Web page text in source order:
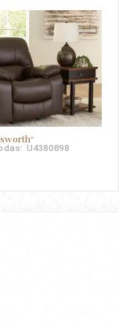
U4380898